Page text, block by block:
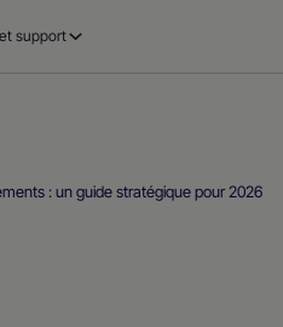
support
: un guide stratégique pour 2026